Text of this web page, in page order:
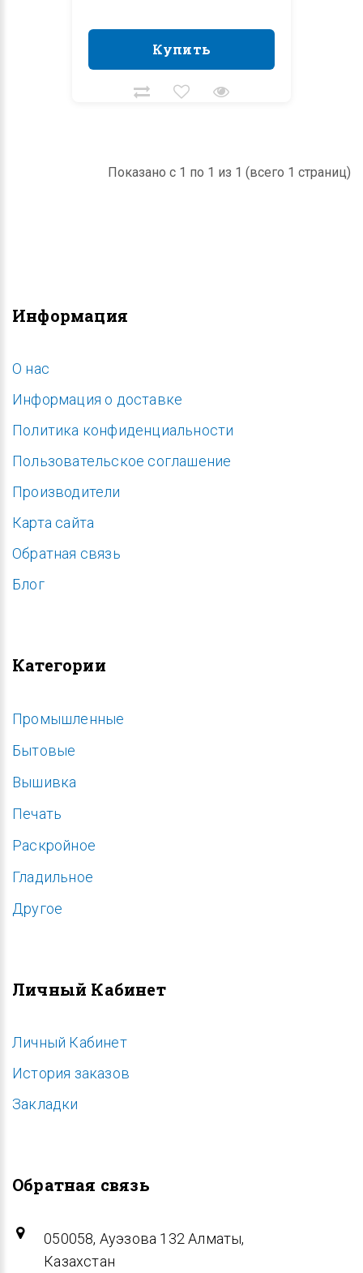
Купить
Купить
Показано с 1 по 1 из 1 (всего 1 страниц)
Информация
O нас
Информация о доставке
Политика конфиденциальности
Пользовательское соглашение
Производители
Карта сайта
Обратная связь
Блог
Категории
Промышленные
Бытовые
Вышивка
Печать
Раскройное
Гладильное
Другое
Личный Кабинет
Личный Кабинет
История заказов
Закладки
Обратная связь
050058, Ауэзова 132 Алматы,
Казахстан